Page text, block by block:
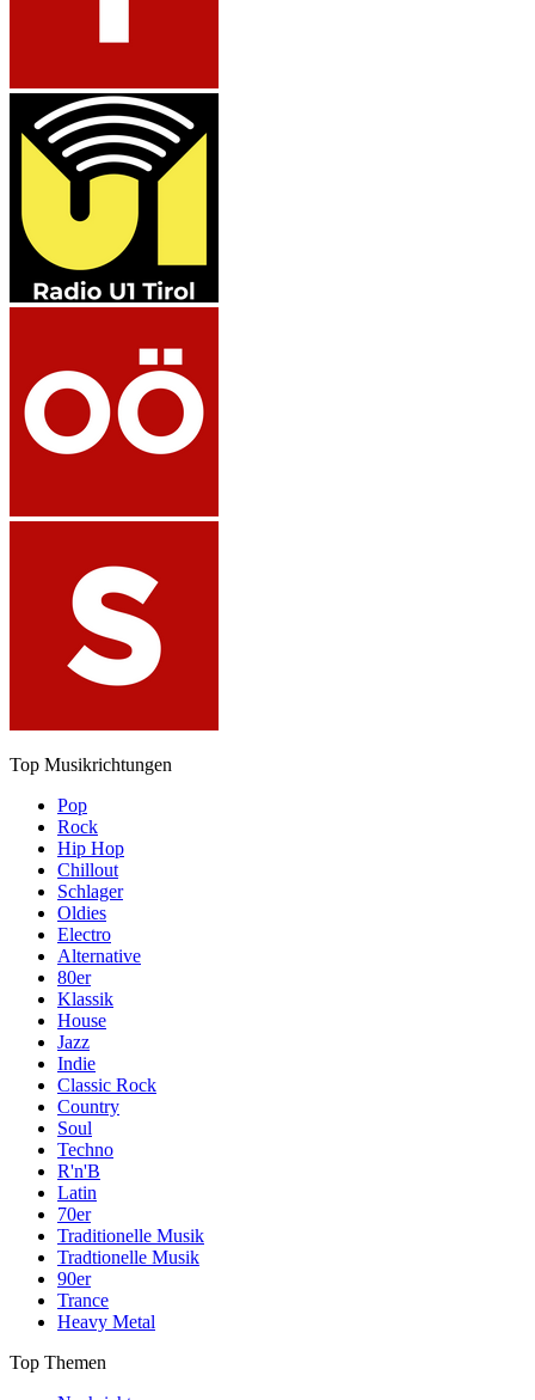
Top Musikrichtungen
Pop
Rock
Hip Hop
Chillout
Schlager
Oldies
Electro
Alternative
80er
Klassik
House
Jazz
Indie
Classic Rock
Country
Soul
Techno
R'n'B
Latin
70er
Traditionelle Musik
Tradtionelle Musik
90er
Trance
Heavy Metal
Top Themen